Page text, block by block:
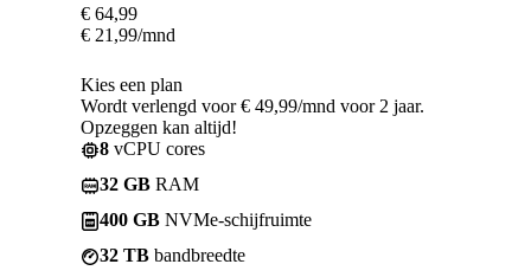
€ 64,99
€ 21,99/mnd
Kies een plan
Wordt verlengd voor € 49,99/mnd voor 2 jaar.
Opzeggen kan altijd!
8 vCPU cores
32 GB RAM
400 GB NVMe-schijfruimte
32 TB bandbreedte